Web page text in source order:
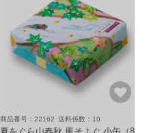
商品番号：22162 送料係数：10